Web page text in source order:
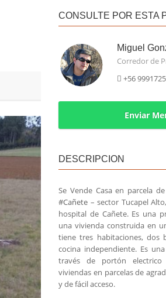
CONSULTE POR ESTA
Miguel
Corredor de
+56
Enviar
DESCRIPCION
Se Vende Casa en parcela
#Cañete – sector Tucapel
hospital de Cañete. Es una
una vivienda construida en
tiene tres habitaciones, dos
cocina independiente. Es
través de portón
viviendas en parcelas de
y de fácil acceso.